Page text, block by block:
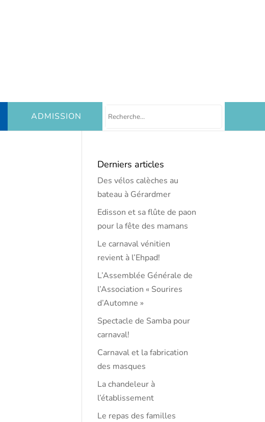
ADMISSION
Derniers articles
Des vélos calèches au
bateau à Gérardmer
Edisson et sa flûte de paon
pour la fête des mamans
Le carnaval vénitien
revient à l’Ehpad!
L’Assemblée Générale de
l’Association « Sourires
d’Automne »
Spectacle de Samba pour
carnaval!
Carnaval et la fabrication
des masques
La chandeleur à
l’établissement
Le repas des familles